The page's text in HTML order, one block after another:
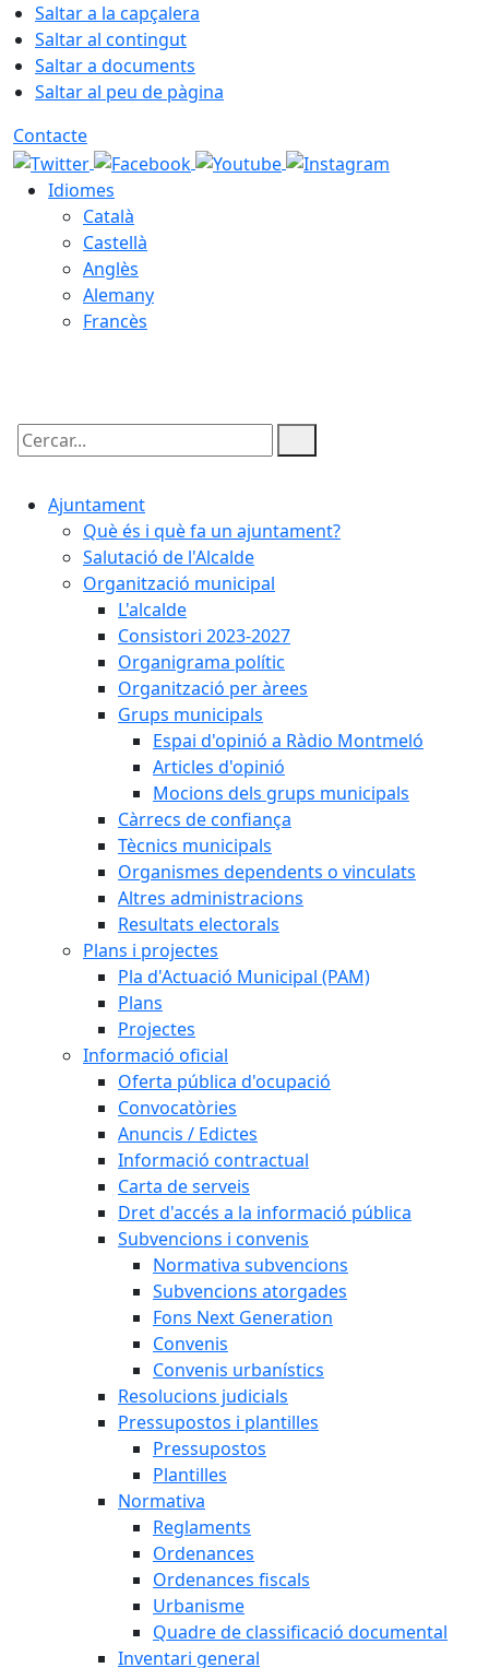
Saltar a la capçalera
Saltar al contingut
Saltar a documents
Saltar al peu de pàgina
Contacte
Idiomes
Català
Castellà
Anglès
Alemany
Francès
Cercar:
Ajuntament
Què és i què fa un ajuntament?
Salutació de l'Alcalde
Organització municipal
L'alcalde
Consistori 2023-2027
Organigrama polític
Organització per àrees
Grups municipals
Espai d'opinió a Ràdio Montmeló
Articles d'opinió
Mocions dels grups municipals
Càrrecs de confiança
Tècnics municipals
Organismes dependents o vinculats
Altres administracions
Resultats electorals
Plans i projectes
Pla d'Actuació Municipal (PAM)
Plans
Projectes
Informació oficial
Oferta pública d'ocupació
Convocatòries
Anuncis / Edictes
Informació contractual
Carta de serveis
Dret d'accés a la informació pública
Subvencions i convenis
Normativa subvencions
Subvencions atorgades
Fons Next Generation
Convenis
Convenis urbanístics
Resolucions judicials
Pressupostos i plantilles
Pressupostos
Plantilles
Normativa
Reglaments
Ordenances
Ordenances fiscals
Urbanisme
Quadre de classificació documental
Inventari general